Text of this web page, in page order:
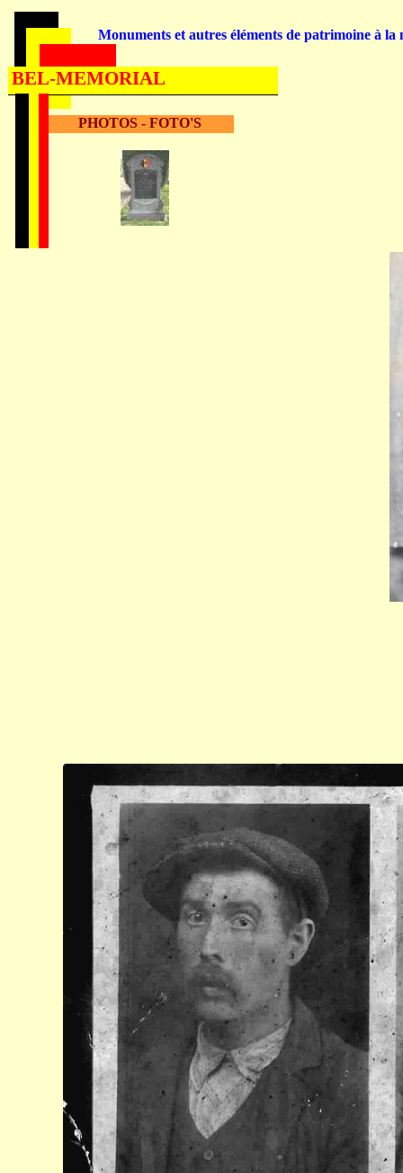
PHOTOS - FOTO'S
Monuments et autres éléments de patrimoine à la
BEL-MEMORIAL